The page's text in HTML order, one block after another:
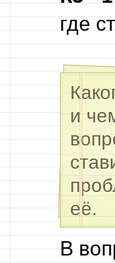
где
и
её.
В